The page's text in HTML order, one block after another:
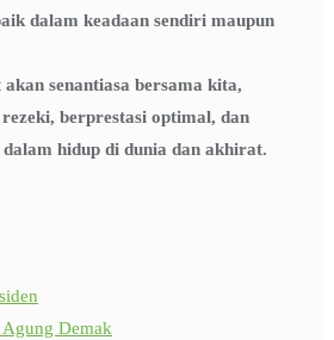
dalam keadaan sendiri maupun
senantiasa bersama kita,
berprestasi optimal, dan
hidup di dunia dan akhirat.
Demak